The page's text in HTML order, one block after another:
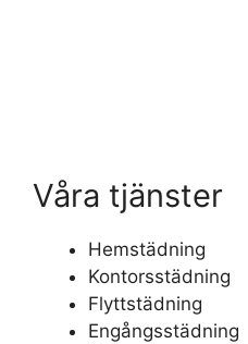
Våra tjänster
Hemstädning
Kontorsstädning
Flyttstädning
Engångsstädning